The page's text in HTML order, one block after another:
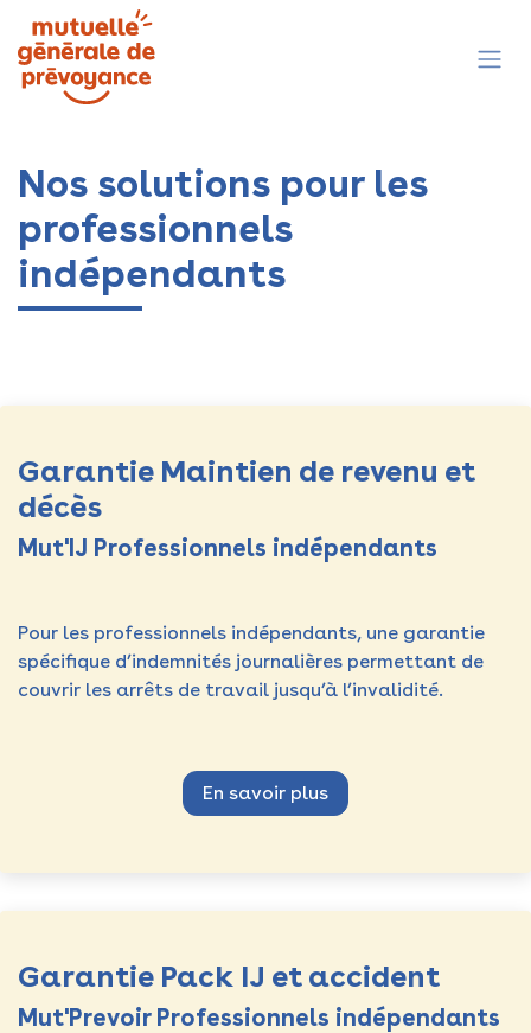
Se rendre au contenu
Nos solutions pour les
professionnels
indépendan​ts
Garantie Maintien de revenu et
décès
Mut'IJ Professionnels indépendants
Pour les professionnels indépendants, une garantie
spécifique d’indemnités journalières permettant de
couvrir les arrêts de travail jusqu’à l’invalidité.
En savoir plus
Garantie Pack IJ et accident
Mut'Prevoir Professionnels indépendants